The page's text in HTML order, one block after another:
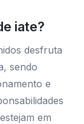
iate?
desfruta
sendo
e
em